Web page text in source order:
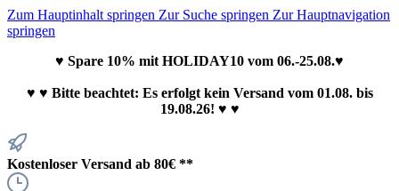
Zum Hauptinhalt springen Zur Suche springen Zur Hauptnavigation
springen
♥ Spare 10% mit HOLIDAY10 vom 06.-25.08.♥
♥ ♥ Bitte beachtet: Es erfolgt kein Versand vom 01.08. bis
19.08.26! ♥ ♥
Kostenloser Versand ab 80€ **